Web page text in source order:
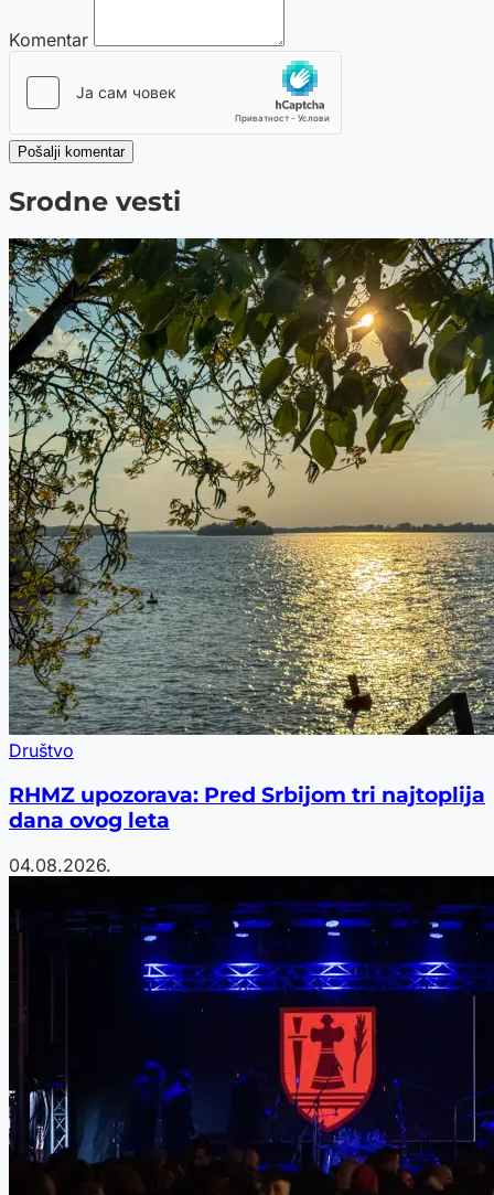
Komentar
Pošalji komentar
Srodne vesti
Društvo
RHMZ upozorava: Pred Srbijom tri najtoplija
dana ovog leta
04.08.2026.